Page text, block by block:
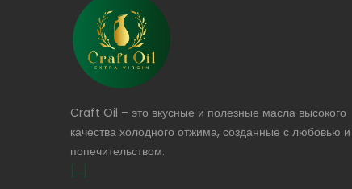
Craft Oil – это вкусные и полезные масла высокого
качества холодного отжима, созданные с любовью и
попечительством.
[...]